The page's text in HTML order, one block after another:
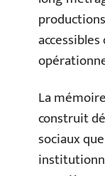
La
construit
sociaux